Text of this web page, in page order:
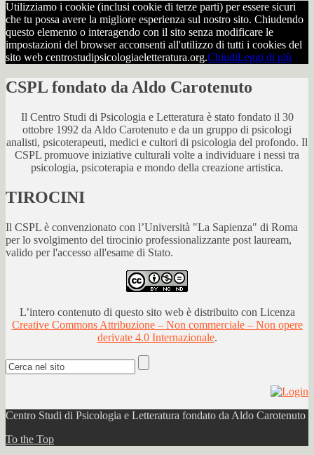
Utilizziamo i cookie (inclusi cookie di terze parti) per essere sicuri
che tu possa avere la migliore esperienza sul nostro sito. Chiudendo
questo elemento o interagendo con il sito senza modificare le
impostazioni del browser acconsenti all'utilizzo di tutti i cookies del
sito web centrostudipsicologiaeletteratura.org.ChiudiLeggi di più
CSPL fondato da Aldo Carotenuto
Il Centro Studi di Psicologia e Letteratura è stato fondato il 30
ottobre 1992 da Aldo Carotenuto e da un gruppo di psicologi
analisti, psicoterapeuti, medici e cultori di psicologia del profondo. Il
CSPL promuove iniziative culturali volte a individuare i nessi tra
psicologia, psicoterapia e mondo della creazione artistica.
TIROCINI
Il CSPL è convenzionato con l’Università "La Sapienza" di Roma
per lo svolgimento del tirocinio professionalizzante post lauream,
valido per l'accesso all'esame di Stato.
L’intero contenuto di questo sito web è distribuito con Licenza
Creative Commons Attribuzione – Non commerciale – Non opere
derivate 4.0 Internazionale.
Centro Studi di Psicologia e Letteratura fondato da Aldo Carotenuto
To the Top